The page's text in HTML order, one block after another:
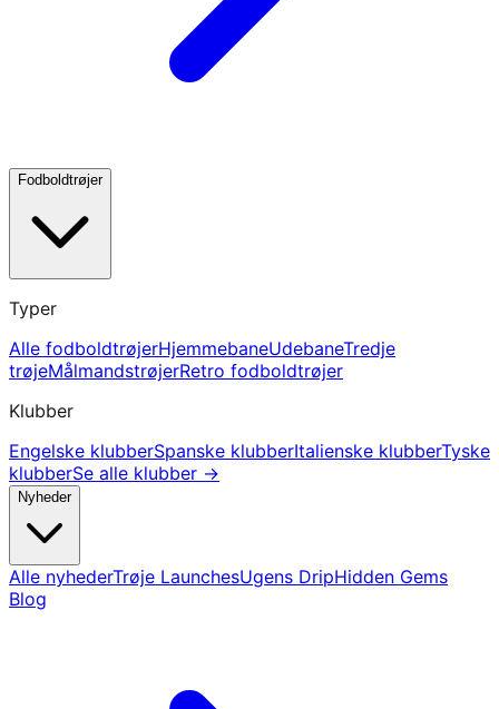
Fodboldtrøjer
Typer
Alle fodboldtrøjerHjemmebaneUdebaneTredje
trøjeMålmandstrøjerRetro fodboldtrøjer
Klubber
Engelske klubberSpanske klubberItalienske klubberTyske
klubberSe alle klubber →
Nyheder
Alle nyhederTrøje LaunchesUgens DripHidden Gems
Blog